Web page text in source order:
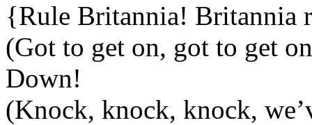
{Rule Britannia! Britannia
(Got to get on, got to get
Down!
(Knock, knock, knock,